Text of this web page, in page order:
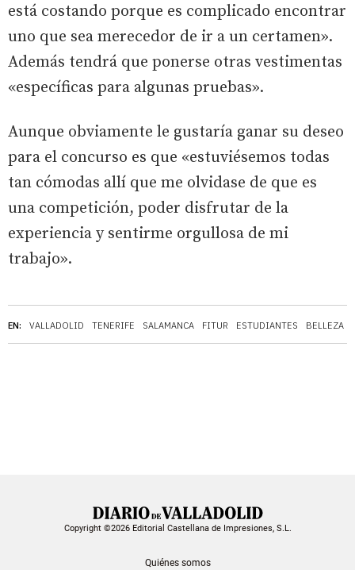
EN: VALLADOLID TENERIFE SALAMANCA FITUR ESTUDIANTES BELLEZA
está costando porque es complicado encontrar
uno que sea merecedor de ir a un certamen».
Además tendrá que ponerse otras vestimentas
«específicas para algunas pruebas».
Aunque obviamente le gustaría ganar su deseo
para el concurso es que «estuviésemos todas
tan cómodas allí que me olvidase de que es
una competición, poder disfrutar de la
experiencia y sentirme orgullosa de mi
trabajo».
Copyright ©2026 Editorial Castellana de Impresiones, S.L.
Quiénes somos